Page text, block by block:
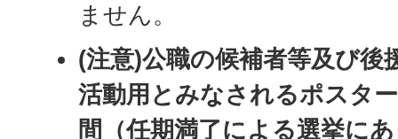
ません。
(注意)公職の候補者等及び後
活動用とみなされるポスタ
間（任期満了による選挙に